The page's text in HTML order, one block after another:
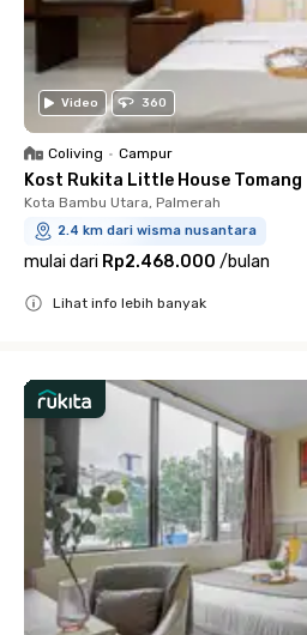
Video 360
Coliving • Campur
Kost Rukita Little House Tomang
Kota Bambu Utara, Palmerah
2.4 km dari wisma nusantara
mulai dari Rp2.468.000 /bulan
Lihat info lebih banyak